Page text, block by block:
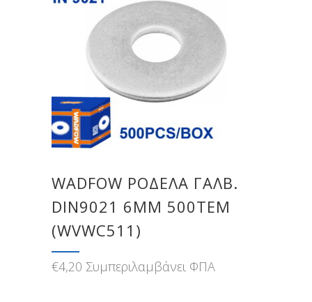
WADFOW ΡΟΔΕΛΑ ΓΑΛΒ.
DIN9021 6MM 500TEM
(WVWC511)
€4,20 Συμπεριλαμβάνει ΦΠΑ